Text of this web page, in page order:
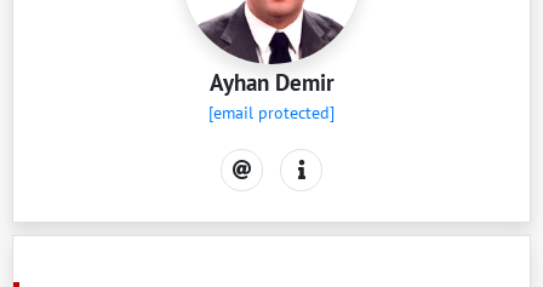
Ayhan Demir
[email protected]